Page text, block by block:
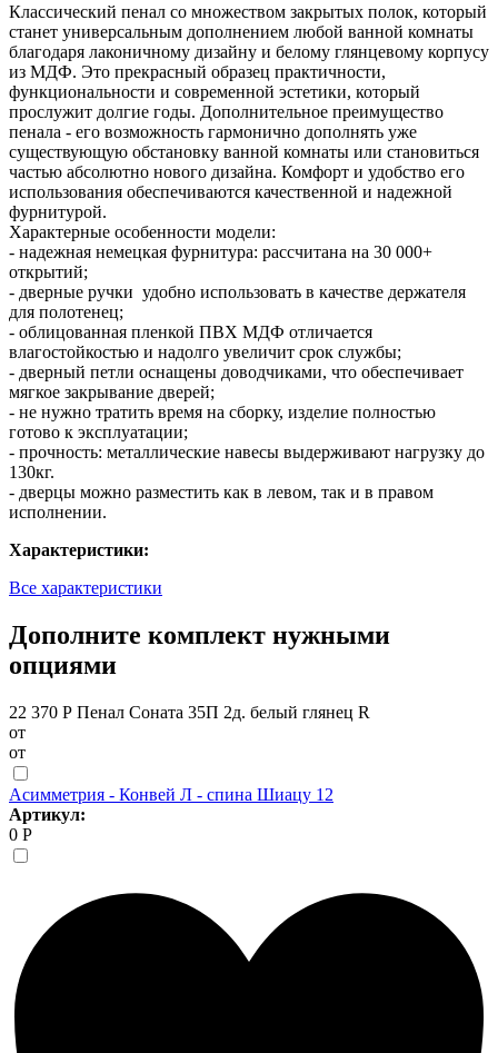
Классический пенал со множеством закрытых полок, который
станет универсальным дополнением любой ванной комнаты
благодаря лаконичному дизайну и белому глянцевому корпусу
из МДФ. Это прекрасный образец практичности,
функциональности и современной эстетики, который
прослужит долгие годы. Дополнительное преимущество
пенала - его возможность гармонично дополнять уже
существующую обстановку ванной комнаты или становиться
частью абсолютно нового дизайна. Комфорт и удобство его
использования обеспечиваются качественной и надежной
фурнитурой.
Характерные особенности модели:
- надежная немецкая фурнитура: рассчитана на 30 000+
открытий;
- дверные ручки удобно использовать в качестве держателя
для полотенец;
- облицованная пленкой ПВХ МДФ отличается
влагостойкостью и надолго увеличит срок службы;
- дверный петли оснащены доводчиками, что обеспечивает
мягкое закрывание дверей;
- не нужно тратить время на сборку, изделие полностью
готово к эксплуатации;
- прочность: металлические навесы выдерживают нагрузку до
130кг.
- дверцы можно разместить как в левом, так и в правом
исполнении.
Характеристики:
Все характеристики
Дополните комплект нужными
опциями
22 370 Р Пенал Соната 35П 2д. белый глянец R
от
от
Асимметрия - Конвей Л - спина Шиацу 12
Артикул:
0 Р